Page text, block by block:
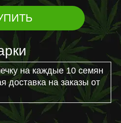
на каждые 10 семян
доставка на заказы от